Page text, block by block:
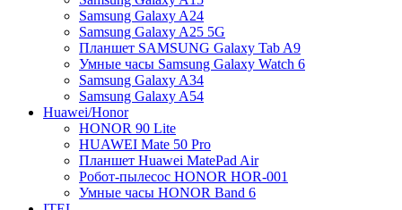
Samsung Galaxy A24
Samsung Galaxy A25 5G
Планшет SAMSUNG Galaxy Tab A9
Умные часы Samsung Galaxy Watch 6
Samsung Galaxy A34
Samsung Galaxy A54
Huawei/Honor
HONOR 90 Lite
HUAWEI Mate 50 Pro
Планшет Huawei MatePad Air
Робот-пылесос HONOR HOR-001
Умные часы HONOR Band 6